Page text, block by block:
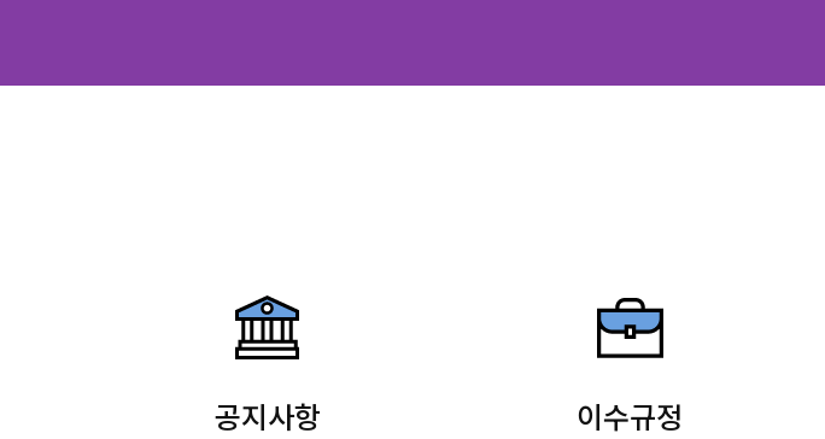
공지사항 이수규정